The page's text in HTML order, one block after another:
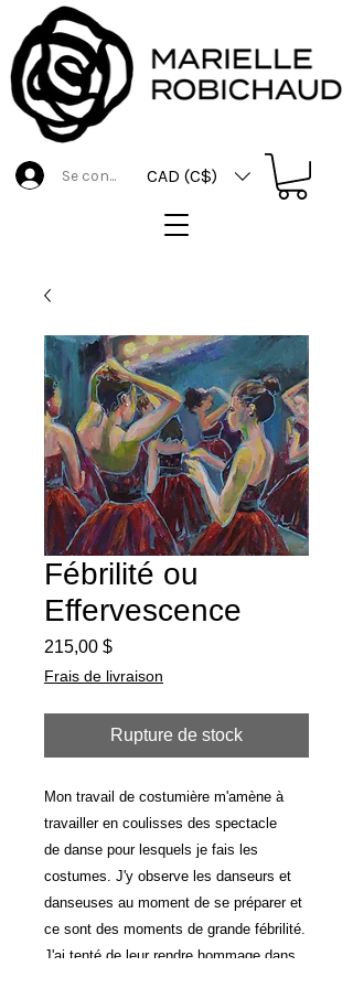
CAD (C$)
Se connecter
Fébrilité ou
Effervescence
215,00 $Prix
Frais de livraison
Rupture de stock
Mon travail de costumière m'amène à
travailler en coulisses des spectacle
de danse pour lesquels je fais les
costumes. J'y observe les danseurs et
danseuses au moment de se préparer et
ce sont des moments de grande fébrilité.
J'ai tenté de leur rendre hommage dans